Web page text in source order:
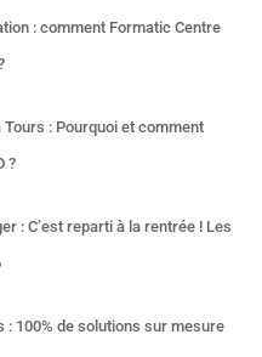
: comment Formatic Centre
: Pourquoi et comment
?
: C’est reparti à la rentrée ! Les
: 100% de solutions sur mesure